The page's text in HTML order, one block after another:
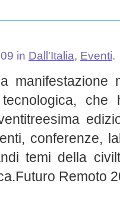
in Dall'Italia, Eventi.
manifestazione
conferenze,
temi della
Remoto